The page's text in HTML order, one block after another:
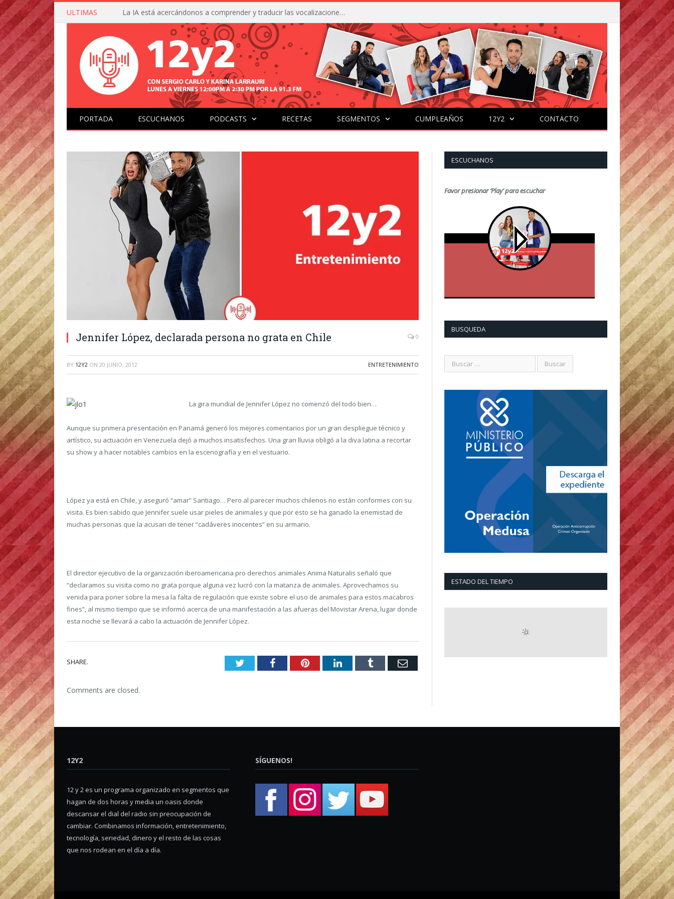
ULTIMAS La IA está acercándonos a comprender y traducir las vocalizaciones y comportamientos de nuestras mascotas
PORTADA ESCUCHANOS PODCASTS RECETAS SEGMENTOS CUMPLEAÑOS 12Y2 CONTACTO
Jennifer López, declarada persona no grata en Chile 0
BY 12Y2 ON 20 JUNIO, 2012 ENTRETENIMIENTO
La gira mundial de Jennifer López no comenzó del todo bien…
Aunque su primera presentación en Panamá generó los mejores comentarios por un gran despliegue técnico y
artístico, su actuación en Venezuela dejó a muchos insatisfechos. Una gran lluvia obligó a la diva latina a recortar
su show y a hacer notables cambios en la escenografía y en el vestuario.
López ya está en Chile, y aseguró “amar” Santiago… Pero al parecer muchos chilenos no están conformes con su
visita. Es bien sabido que Jennifer suele usar pieles de animales y que por esto se ha ganado la enemistad de
muchas personas que la acusan de tener “cadáveres inocentes” en su armario.
El director ejecutivo de la organización iberoamericana pro derechos animales Anima Naturalis señaló que
“declaramos su visita como no grata porque alguna vez lucró con la matanza de animales. Aprovechamos su
venida para poner sobre la mesa la falta de regulación que existe sobre el uso de animales para estos macabros
fines”, al mismo tiempo que se informó acerca de una manifestación a las afueras del Movistar Arena, lugar donde
esta noche se llevará a cabo la actuación de Jennifer López.
SHARE. TwitterFacebookPinterestLinkedInTumblr Email
Comments are closed.
ESCUCHANOS
Favor presionar ‘Play’ para escuchar
BUSQUEDA
ESTADO DEL TIEMPO
12Y2
12 y 2 es un programa organizado en segmentos que
hagan de dos horas y media un oasis donde
descansar el dial del radio sin preocupación de
cambiar. Combinamos información, entretenimiento,
tecnología, seriedad, dinero y el resto de las cosas
que nos rodean en el día a día.
SÍGUENOS!